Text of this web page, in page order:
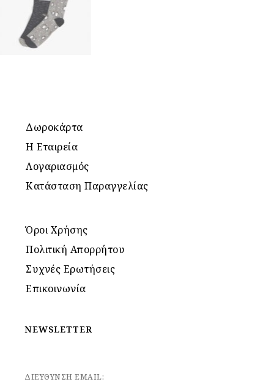
Δωροκάρτα
Η Εταιρεία
Λογαριασμός
Κατάσταση Παραγγελίας
Όροι Χρήσης
Πολιτική Απορρήτου
Συχνές Ερωτήσεις
Επικοινωνία
NEWSLETTER
ΔΙΕΥΘΥΝΣΗ EMAIL: